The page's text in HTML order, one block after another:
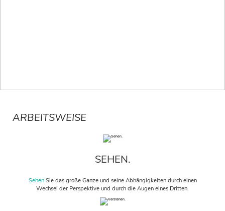
ARBEITSWEISE
SEHEN.
SehenSie das große Ganze und seine Abhängigkeiten durch einen
Wechsel der Perspektive und durch die Augen eines Dritten.